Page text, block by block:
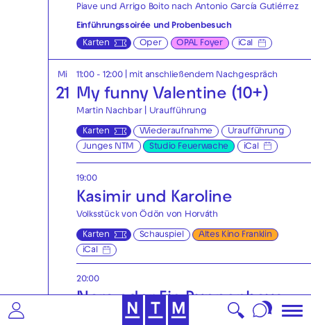
Piave und Arrigo Boito nach Antonio García Gutiérrez
Einführungssoirée und Probenbesuch
Karten Oper OPAL Foyer iCal
Mi
21
11:00 - 12:00 | mit anschließendem Nachgespräch
My funny Valentine (10+)
Martin Nachbar | Uraufführung
Karten Wiederaufnahme
Uraufführung
Junges NTM
Studio Feuerwache iCal
19:00
Kasimir und Karoline
Volksstück von Ödön von Horváth
Karten Schauspiel
Altes Kino Franklin
iCal
20:00
Nora oder Ein Puppenhaus
von Henrik Ibsen | Deutsch von Hinrich Schmidt-